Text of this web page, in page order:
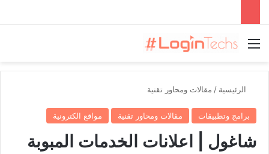
القائمة
الرئيسية / مقالات ومحاور تقنية
برامج وتطبيقات مقالات ومحاور تقنية مواقع الكترونية
شاغول | اعلانات الخدمات المبوبة